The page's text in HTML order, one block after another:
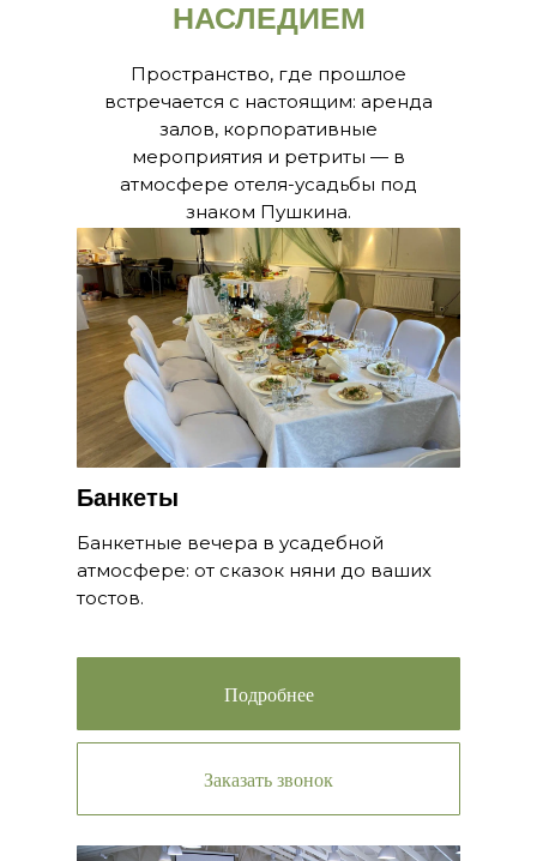
НАСЛЕДИЕМ
Пространство, где прошлое
встречается с настоящим: аренда
залов, корпоративные
мероприятия и ретриты — в
атмосфере отеля-усадьбы под
знаком Пушкина.
Подробнее
Заказать звонок
Банкеты
Банкетные вечера в усадебной
атмосфере: от сказок няни до ваших
тостов.